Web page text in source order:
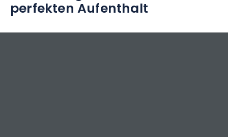
perfekten Aufenthalt